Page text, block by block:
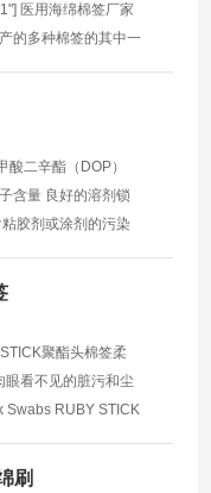
医用海绵棉签厂家
的多种棉签的其中一
酸二辛酯（DOP）
含量 良好的溶剂锁
胶剂或涂剂的污染
聚酯头棉签柔
眼看不见的脏污和尘
Swabs RUBY STICK
刷